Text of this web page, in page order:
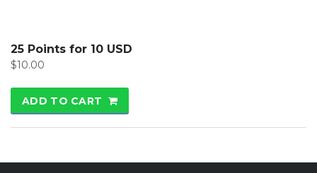
25 Points for 10 USD
$10.00
ADD TO CART